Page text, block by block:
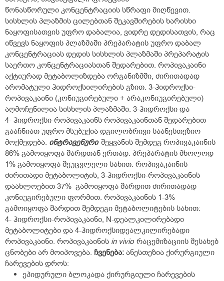
წონასწორული კონცენტრაციის სწრაფი მიღწევით.
სისხლის პლაზმის ცილებთან შეკავშირების ხარისხი
ნაყოფისათვის უფრო დაბალია, ვიდრე დედისათვის, რაც
იწვევს ნაყოფის პლაზმაში პრეპარატის უფრო დაბალ
კონცენტრაციას დედის სისხლის პლაზმაში პრეპარატის
საერთო კონცენტრაციასთან შედარებით. როპივაკაინი
აქტიურად მეტაბოლიზდება ორგანიზმში, ძირითადად
არომატული ჰიდროქსილირების გზით. 3-ჰიდროქსი-
როპივაკაინი (კონიუგირებული + არაკონიუგირებული)
აღმოჩენილია სისხლის პლაზმაში. 3-ჰიდროქსი და
4- ჰიდროქსი-როპივაკაინს როპივაკაინთან შედარებით
გააჩნიათ უფრო მსუბუქია დგილობრივი საანესთეზიო
მოქმედება. ინტრავენურიშეყვანის შემდეგ როპივაკაინის
86% გამოიყოფა შარდთან ერთად. პრეპარატის მხოლოდ
1% გამოიყოფა შეუცვლელი სახით. როპივაკაინის
ძირითადი მეტაბოლიტის, 3-ჰიდროქსი-როპივაკაინის
დაახლოებით 37% გამოიყოფა შარდით ძირითადად
კონიუგირებული ფორმით. როპივაკაინის 1-3%
გამოიყოფა შარდით შემდეგი მეტაბოლიტების სახით:
4- ჰიდროქსი-როპივაკაინი, N-დეალკილირებადი
მეტაბოლიტები და 4-ჰიდროქსიდეალკილირებადი
როპივაკაინი. როპივაკაინის in vivio რაცემიზაციის შესახებ
ცნობები არ მოიპოვება. ჩვენება: ანესთეზია ქირურგიული
ჩარევების დროს:
ეპიდურული ბლოკადა ქირურგიული ჩარევების